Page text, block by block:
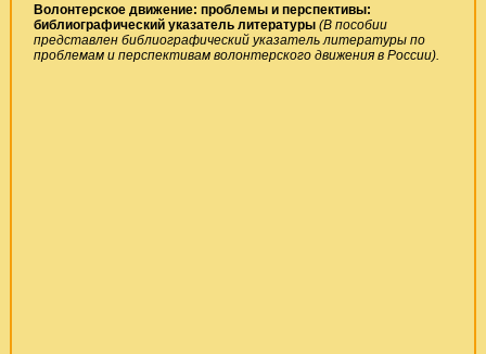
Волонтерское движение: проблемы и перспективы:
библиографический указатель литературы (В пособии
представлен библиографический указатель литературы по
проблемам и перспективам волонтерского движения в России).